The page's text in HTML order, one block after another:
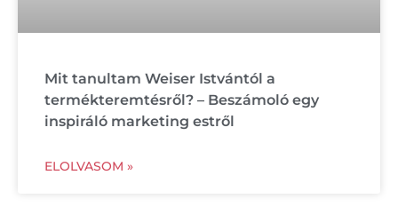
Mit tanultam Weiser Istvántól a
termékteremtésről? – Beszámoló egy
inspiráló marketing estről
ELOLVASOM »